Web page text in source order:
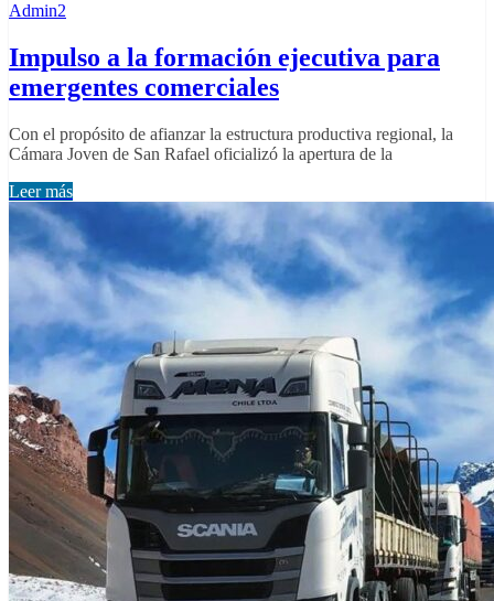
Admin2
Impulso a la formación ejecutiva para
emergentes comerciales
Con el propósito de afianzar la estructura productiva regional, la
Cámara Joven de San Rafael oficializó la apertura de la
Leer más